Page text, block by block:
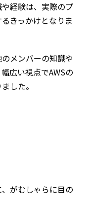
経験は、実際のプ
きっかけとなりま
メンバーの知識や
広い視点でAWSの
した。
がむしゃらに目の